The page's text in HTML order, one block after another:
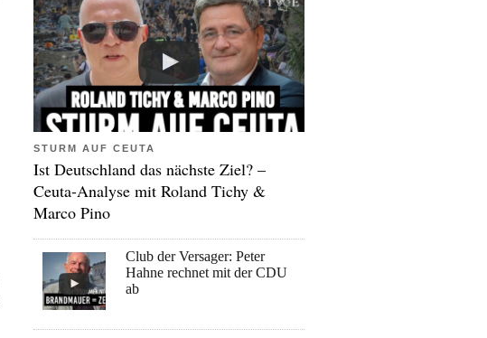
STURM AUF CEUTA
Ist Deutschland das nächste Ziel? –
Ceuta-Analyse mit Roland Tichy &
Marco Pino
Club der Versager: Peter
Hahne rechnet mit der CDU
ab